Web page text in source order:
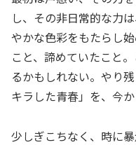
し、その非日常的な力
やかな色彩をもたらし
こと、諦めていたこと
るかもしれない。やり
キラした青春」を、今
少しぎこちなく、時に